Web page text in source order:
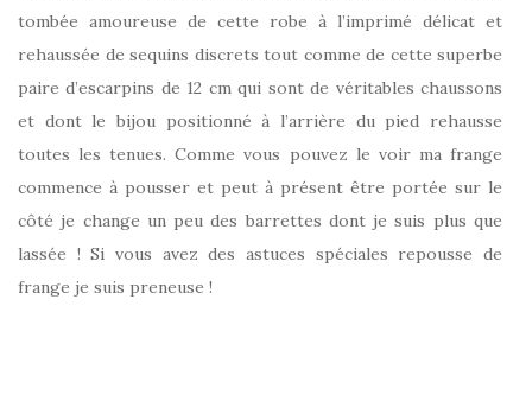
tombée amoureuse de cette robe à l’imprimé délicat et
rehaussée de sequins discrets tout comme de cette superbe
paire d’escarpins de 12 cm qui sont de véritables chaussons
et dont le bijou positionné à l’arrière du pied rehausse
toutes les tenues. Comme vous pouvez le voir ma frange
commence à pousser et peut à présent être portée sur le
côté je change un peu des barrettes dont je suis plus que
lassée ! Si vous avez des astuces spéciales repousse de
frange je suis preneuse !